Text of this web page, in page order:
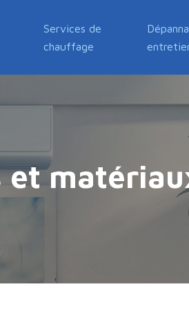
Services de
chauffage
et